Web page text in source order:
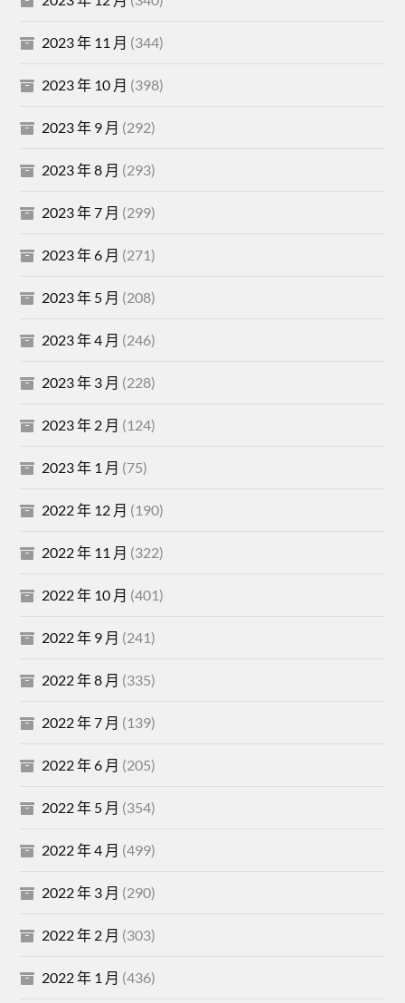
2023 年 11 月 (344)
2023 年 10 月 (398)
2023 年 9 月 (292)
2023 年 8 月 (293)
2023 年 7 月 (299)
2023 年 6 月 (271)
2023 年 5 月 (208)
2023 年 4 月 (246)
2023 年 3 月 (228)
2023 年 2 月 (124)
2023 年 1 月 (75)
2022 年 12 月 (190)
2022 年 11 月 (322)
2022 年 10 月 (401)
2022 年 9 月 (241)
2022 年 8 月 (335)
2022 年 7 月 (139)
2022 年 6 月 (205)
2022 年 5 月 (354)
2022 年 4 月 (499)
2022 年 3 月 (290)
2022 年 2 月 (303)
2022 年 1 月 (436)